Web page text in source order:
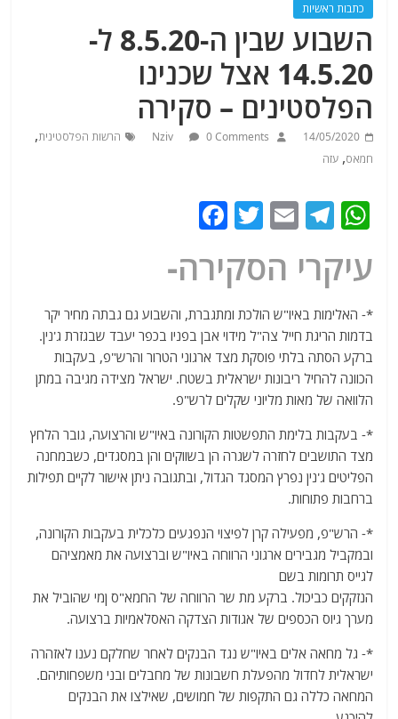
כתבות ראשיות
השבוע שבין ה-8.5.20 ל-
14.5.20 אצל שכנינו
הפלסטינים – סקירה
14/05/2020
Nziv 0 Comments הרשות הפלסטינית,
חמאס,עזה
W
at
s
A
p
p
T
e
g
ra
m
E
ai
l
T
itt
er
c
e
b
o
o
k
עיקרי הסקירה-
*- האלימות באיו"ש הולכת ומתגברת, והשבוע גם גבתה מחיר יקר
בדמות הריגת חייל צה"ל מידוי אבן בפניו בכפר יעבד שבגזרת ג'נין.
ברקע הסתה בלתי פוסקת מצד ארגוני הטרור והרש"פ, בעקבות
הכוונה להחיל ריבונות ישראלית בשטח. ישראל מצידה מגיבה במתן
הלוואה של מאות מליוני שקלים לרש"פ.
*- בעקבות בלימת התפשטות הקורונה באיו"ש והרצועה, גובר הלחץ
מצד התושבים לחזרה לשגרה הן בשווקים והן במסגדים, כשבמחנה
הפליטים ג'נין נפרץ המסגד הגדול, ובתגובה ניתן אישור לקיים תפילות
ברחבות פתוחות.
*- הרש"פ, מפעילה קרן לפיצוי הנפגעים כלכלית בעקבות הקורונה,
ובמקביל מגבירים ארגוני הרווחה באיו"ש וברצועה את מאמציהם
לגייס תרומות בשם
הנזקקים כביכול. ברקע מת שר הרווחה של החמא"ס ןמי שהוביל את
מערך גיוס הכספים של אגודות הצדקה האסלאמיות ברצועה.
*- גל מחאה אלים באיו"ש נגד הבנקים לאחר שחלקם נענו לאזהרה
ישראלית לחדול מהפעלת חשבונות של מחבלים ובני משפחותיהם.
המחאה כללה גם התקפות של חמושים, שאילצו את הבנקים